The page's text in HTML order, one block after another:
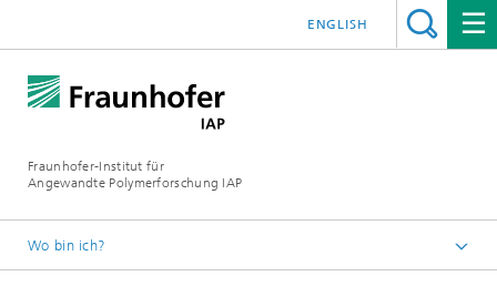
Fraunhofer-Institut für
Angewandte Polymerforschung IAP
ENGLISH
Wo bin ich?